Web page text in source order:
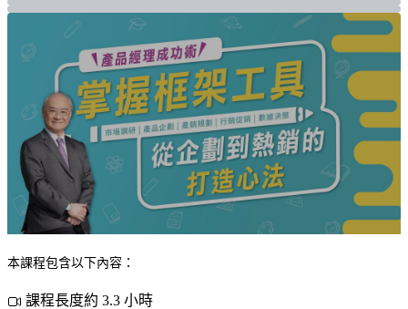
本課程包含以下內容：
課程長度約 3.3 小時